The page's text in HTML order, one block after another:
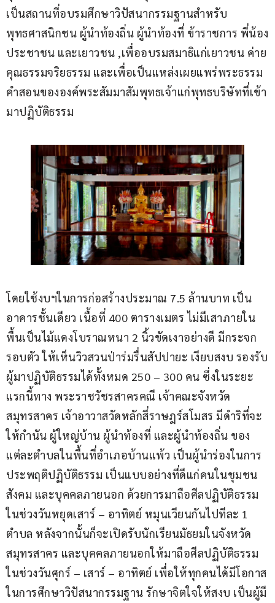
เป็นสถานที่อบรมศึกษาวิปัสนากรรมฐานสำหรับ
พุทธศาสนิกชน ผู้นำท้องถิ่น ผู้นำท้องที่ ข้าราชการ พี่น้อง
ประชาชน และเยาวชน ,เพื่ออบรมสมาธิแก่เยาวชน ค่าย
คุณธรรมจริยธรรม และเพื่อเป็นแหล่งเผยแพร่พระธรรม
คำสอนขององค์พระสัมมาสัมพุทธเจ้าแก่พุทธบริษัทที่เข้า
มาปฏิบัติธรรม
โดยใช้งบฯในการก่อสร้างประมาณ 7.5 ล้านบาท เป็น
อาคารชั้นเดียว เนื้อที่ 400 ตารางเมตร ไม่มีเสาภายใน
พื้นเป็นไม้แดงโบราณหนา 2 นิ้วขัดเงาอย่างดี มีกระจก
รอบตัว ให้เห็นวิวสวนป่าร่มรื่นสัปปายะ เงียบสงบ รองรับ
ผู้มาปฏิบัติธรรมได้ทั้งหมด 250 – 300 คน ซึ่งในระยะ
แรกนี้ทาง พระราชวัชรสาครคณี เจ้าคณะจังหวัด
สมุทรสาคร เจ้าอาวาสวัดหลักสี่ราษฎร์สโมสร มีดำริที่จะ
ให้กำนัน ผู้ใหญ่บ้าน ผู้นำท้องที่ และผู้นำท้องถิ่น ของ
แต่ละตำบลในพื้นที่อำเภอบ้านแพ้ว เป็นผู้นำร่องในการ
ประพฤติปฏิบัติธรรม เป็นแบบอย่างที่ดีแก่คนในชุมชน
สังคม และบุคคลภายนอก ด้วยการมาถือศีลปฏิบัติธรรม
ในช่วงวันหยุดเสาร์ – อาทิตย์ หมุนเวียนกันไปทีละ 1
ตำบล หลังจากนั้นก็จะเปิดรับนักเรียนมัธยมในจังหวัด
สมุทรสาคร และบุคคลภายนอกให้มาถือศีลปฏิบัติธรรม
ในช่วงวันศุกร์ – เสาร์ – อาทิตย์ เพื่อให้ทุกคนได้มีโอกาส
ในการศึกษาวิปัสนากรรมฐาน รักษาจิตใจให้สงบ เป็นผู้มี